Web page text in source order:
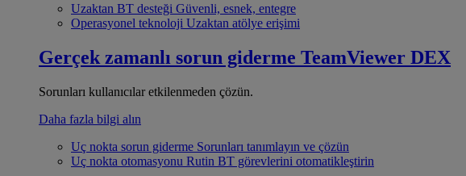
Uzaktan BT desteği Güvenli, esnek, entegre
Operasyonel teknoloji Uzaktan atölye erişimi
Gerçek zamanlı sorun giderme TeamViewer DEX
Sorunları kullanıcılar etkilenmeden çözün.
Daha fazla bilgi alın
Uç nokta sorun giderme Sorunları tanımlayın ve çözün
Uç nokta otomasyonu Rutin BT görevlerini otomatikleştirin